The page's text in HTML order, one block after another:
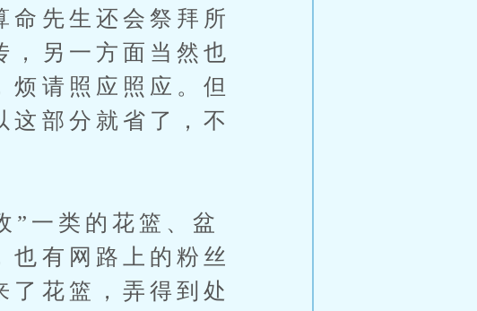
命先生还会祭拜所
，另一方面当然也
烦请照应照应。但
这部分就省了，不
一类的花篮、盆
也有网路上的粉丝
了花篮，弄得到处